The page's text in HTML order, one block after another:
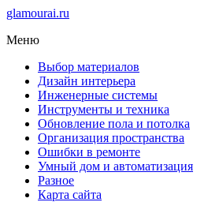
glamourai.ru
Меню
Выбор материалов
Дизайн интерьера
Инженерные системы
Инструменты и техника
Обновление пола и потолка
Организация пространства
Ошибки в ремонте
Умный дом и автоматизация
Разное
Карта сайта